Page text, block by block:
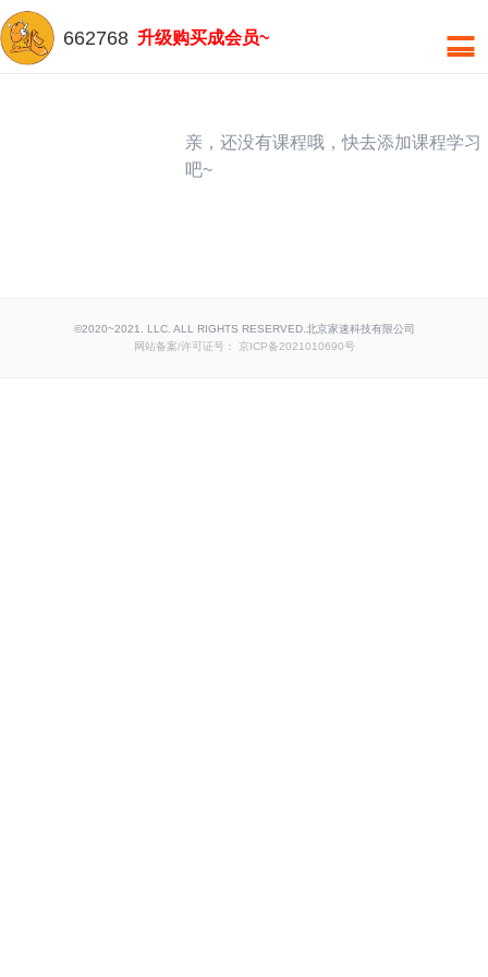
662768 升级购买成会员~
亲，还没有课程哦，快去添加课程学习
吧~
©2020~2021. LLC. ALL RIGHTS RESERVED.北京家速科技有限公司
网站备案/许可证号： 京ICP备2021010690号